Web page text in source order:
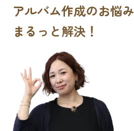
アルバム作成のお悩み
まるっと解決 ！